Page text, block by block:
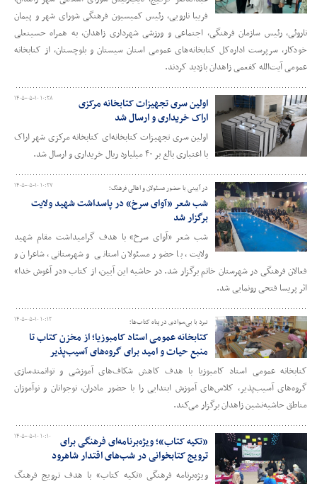
فریبا نارویی، رئیس کمیسیون فرهنگی شورای شهر و پیمان
ناروئی، رئیس سازمان فرهنگی، اجتماعی و ورزشی شهرداری زاهدان، به همراه حسینعلی
خودکار، سرپرست اداره‌کل کتابخانه‌های عمومی استان سیستان و بلوچستان، از کتابخانه
عمومی آیت‌الله کفعمی زاهدان بازدید کردند.
۱۴۰۵-۰۵-۱۰ ۱۰:۲۸
اولین سری تجهیزات کتابخانه مرکزی
اراک خریداری و ارسال شد
اولین سری تجهیزات کتابخانه‌ای کتابخانه مرکزی شهر اراک
با اعتباری بالغ بر ۴۰ میلیارد ریال خریداری و ارسال شد.
۱۴۰۵-۰۵-۱۰ ۱۰:۲۷ در آیینی با حضور مسئولان و اهالی فرهنگ؛
شب شعر «آوای سرخ» در پاسداشت شهید ولایت
برگزار شد
شب شعر «آوای سرخ» با هدف گرامیداشت مقام شهید
ولایت، با حضور مسئولان استانی و شهرستانی، شاعران و
فعالان فرهنگی در شهرستان خاتم برگزار شد. در حاشیه این آیین، از کتاب «در آغوش خدا»
اثر پریسا فتحی رونمایی شد.
۱۴۰۵-۰۵-۱۰ ۱۰:۱۲ نبرد با بی‌سوادی در پناه کتاب‌ها؛
کتابخانه عمومی استاد کامبوزیا؛ از مخزن کتاب تا
منبع حیات و امید برای گروه‌های آسیب‌پذیر
کتابخانه عمومی استاد کامبوزیا با هدف کاهش شکاف‌های آموزشی و توانمندسازی
گروه‌های آسیب‌پذیر، کلاس‌های آموزش ابتدایی را با حضور مادران، نوجوانان و نوآموزان
مناطق حاشیه‌نشین زاهدان برگزار می‌کند.
۱۴۰۵-۰۵-۱۰ ۱۰:۱۰
«تکیه کتاب»؛ ویژه‌برنامه‌ای فرهنگی برای
ترویج کتابخوانی در شب‌های اقتدار شاهرود
ویژه‌برنامه فرهنگی «تکیه کتاب» با هدف ترویج فرهنگ